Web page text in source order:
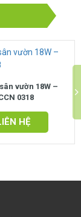
vườn 18W –
0318
HỆ